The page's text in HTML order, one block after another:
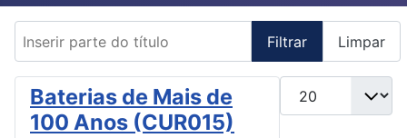
Inserir parte do título
Filtrar Limpar
Mostrar #
Baterias de Mais de
100 Anos (CUR015)